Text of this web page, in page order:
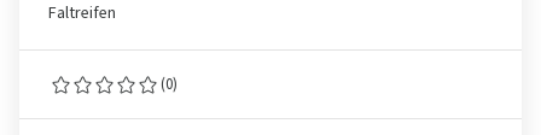
Faltreifen
(0)